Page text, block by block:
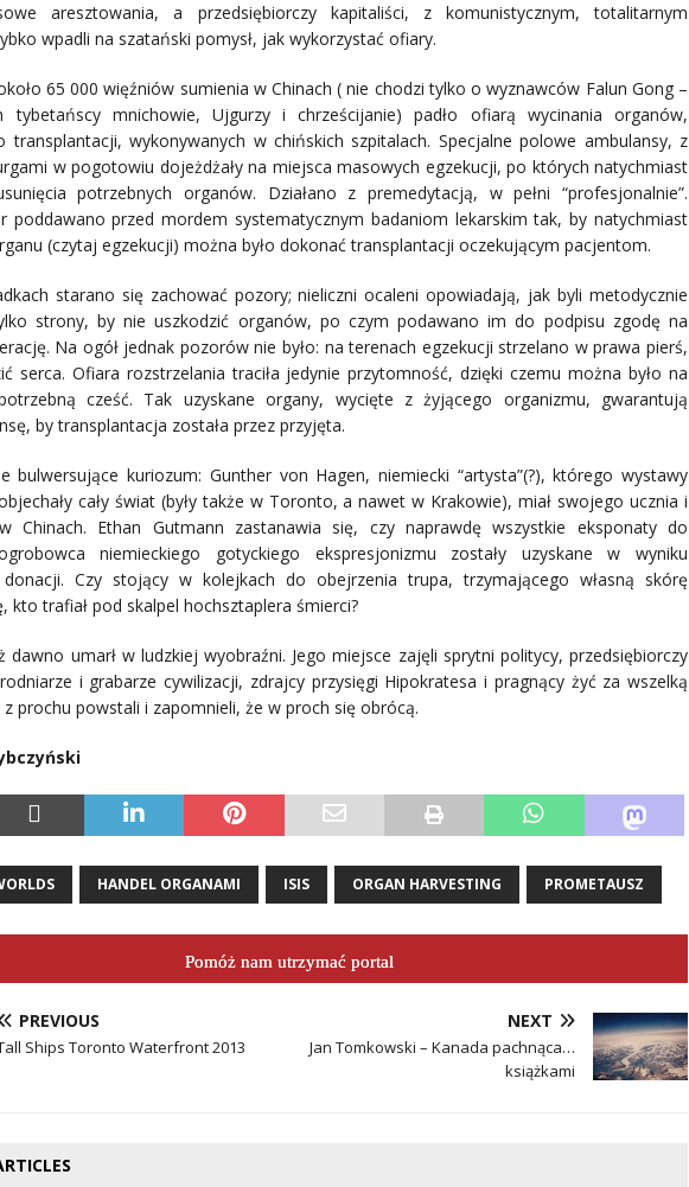
aresztowania, a przedsiębiorczy kapitaliści, z komunistycznym, totalitarnym
wpadli na szatański pomysł, jak wykorzystać ofiary.
65 000 więźniów sumienia w Chinach ( nie chodzi tylko o wyznawców Falun Gong –
tybetańscy mnichowie, Ujgurzy i chrześcijanie) padło ofiarą wycinania organów,
transplantacji, wykonywanych w chińskich szpitalach. Specjalne polowe ambulansy, z
w pogotowiu dojeżdżały na miejsca masowych egzekucji, po których natychmiast
potrzebnych organów. Działano z premedytacją, w pełni “profesjonalnie”.
poddawano przed mordem systematycznym badaniom lekarskim tak, by natychmiast
(czytaj egzekucji) można było dokonać transplantacji oczekującym pacjentom.
starano się zachować pozory; nieliczni ocaleni opowiadają, jak byli metodycznie
strony, by nie uszkodzić organów, po czym podawano im do podpisu zgodę na
Na ogół jednak pozorów nie było: na terenach egzekucji strzelano w prawa pierś,
serca. Ofiara rozstrzelania traciła jedynie przytomność, dzięki czemu można było na
cześć. Tak uzyskane organy, wycięte z żyjącego organizmu, gwarantują
by transplantacja została przez przyjęta.
bulwersujące kuriozum: Gunther von Hagen, niemiecki “artysta”(?), którego wystawy
cały świat (były także w Toronto, a nawet w Krakowie), miał swojego ucznia i
Chinach. Ethan Gutmann zastanawia się, czy naprawdę wszystkie eksponaty do
niemieckiego gotyckiego ekspresjonizmu zostały uzyskane w wyniku
donacji. Czy stojący w kolejkach do obejrzenia trupa, trzymającego własną skórę
kto trafiał pod skalpel hochsztaplera śmierci?
dawno umarł w ludzkiej wyobraźni. Jego miejsce zajęli sprytni politycy, przedsiębiorczy
i grabarze cywilizacji, zdrajcy przysięgi Hipokratesa i pragnący żyć za wszelką
z prochu powstali i zapomnieli, że w proch się obrócą.
HANDEL ORGANAMI ISIS ORGAN HARVESTING PROMETAUSZ
Pomóż nam utrzymać portal
PREVIOUS
Ships Toronto Waterfront 2013
NEXT
Jan Tomkowski – Kanada pachnąca…
książkami